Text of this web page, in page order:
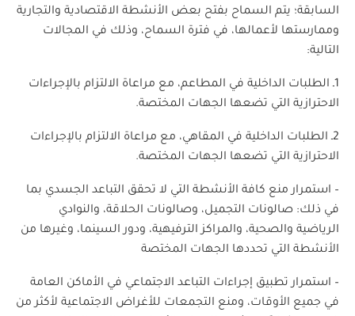
السابقة؛ يتم السماح بفتح بعض الأنشطة الاقتصادية والتجارية
وممارستها لأعمالها، في فترة السماح، وذلك في المجالات
التالية:
1ـ الطلبات الداخلية في المطاعم، مع مراعاة الالتزام بالإجراءات
الاحترازية التي تضعها الجهات المختصة.
2ـ الطلبات الداخلية في المقاهي، مع مراعاة الالتزام بالإجراءات
الاحترازية التي تضعها الجهات المختصة.
– استمرار منع كافة الأنشطة التي لا تحقق التباعد الجسدي بما
في ذلك: صالونات التجميل، وصالونات الحلاقة، والنوادي
الرياضية والصحية، والمراكز الترفيهية، ودور السينما، وغيرها من
الأنشطة التي تحددها الجهات المختصة
– استمرار تطبيق إجراءات التباعد الاجتماعي في الأماكن العامة
في جميع الأوقات، ومنع التجمعات للأغراض الاجتماعية لأكثر من